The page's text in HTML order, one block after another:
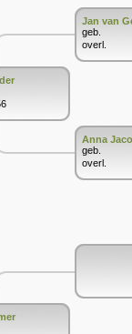
Jan van
geb.
overl.
Anna
geb.
overl.